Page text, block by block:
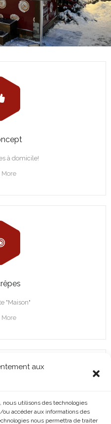
aux
nous utilisons des technologies
accéder aux informations des
nous permettra de traiter
à domicile!
More
"Maison"
More